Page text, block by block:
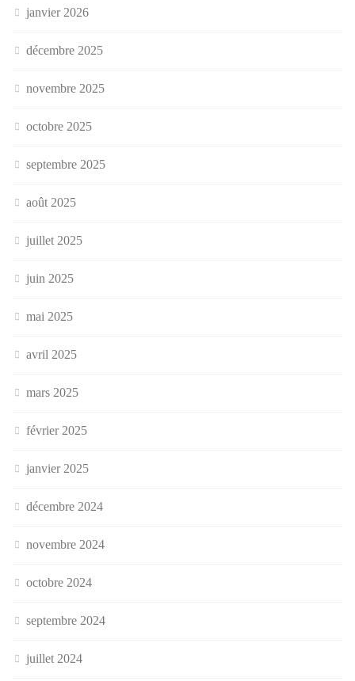
janvier 2026
décembre 2025
novembre 2025
octobre 2025
septembre 2025
août 2025
juillet 2025
juin 2025
mai 2025
avril 2025
mars 2025
février 2025
janvier 2025
décembre 2024
novembre 2024
octobre 2024
septembre 2024
juillet 2024